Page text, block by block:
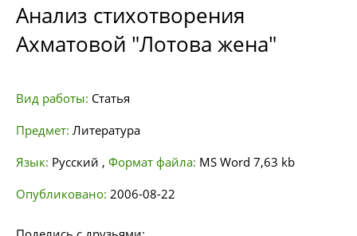
Анализ стихотворения
Ахматовой "Лотова жена"
Вид работы: Статья
Предмет: Литература
Язык: Русский , Формат файла: MS Word 7,63 kb
Опубликовано: 2006-08-22